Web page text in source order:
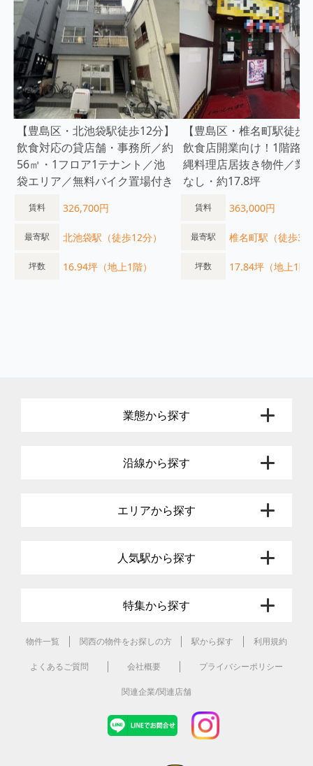
【豊島区・北池袋駅徒歩12分】
飲食対応の貸店舗・事務所／約
56㎡・1フロア1テナント／池
袋エリア／無料バイク置場付き
賃料 326,700円
最寄駅 北池袋駅（徒歩12分）
坪数 16.94坪（地上1階）
【豊島区・椎名町駅徒歩
飲食店開業向け！1階路
縄料理店居抜き物件／業
なし・約17.8坪
賃料 363,000円
最寄駅 椎名町駅（徒歩3
坪数 17.84坪（地上1階
業態から探す
沿線から探す
エリアから探す
人気駅から探す
特集から探す
物件一覧 関西の物件をお探しの方 駅から探す 利用規約
よくあるご質問 会社概要 プライバシーポリシー
関連企業/関連店舗